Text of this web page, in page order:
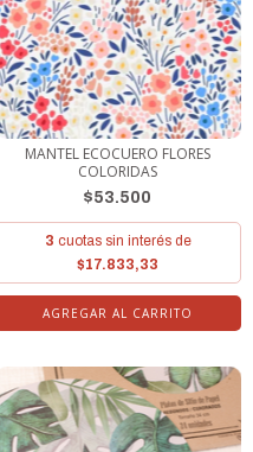
MANTEL ECOCUERO FLORES
COLORIDAS
$53.500
3 cuotas sin interés de
$17.833,33
AGREGAR AL CARRITO